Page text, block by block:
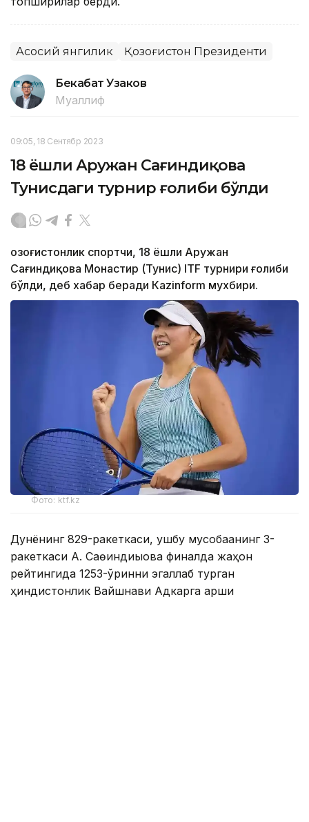
Асосий янгилик Қозоғистон Президенти
Бекабат Узаков
Муаллиф
09:05, 18 Сентябр 2023
18 ёшли Аружан Сағиндиқова
Тунисдаги турнир ғолиби бўлди
Қозоғистонлик спортчи, 18 ёшли Аружан
Сағиндиқова Монастир (Тунис) ITF турнири ғолиби
бўлди, деб хабар беради Каzinform мухбири.
Фото: ktf.kz
Дунёнинг 829-ракеткаси, ушбу мусобақанинг 3-
ракеткаси А. Саөиндиыова финалда жаҳон
рейтингида 1253-ўринни эгаллаб турган
ҳиндистонлик Вайшнави Адкарга қарши